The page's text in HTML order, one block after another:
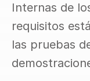
Internas de
requisitos
las pruebas